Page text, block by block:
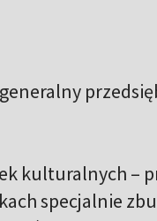
kulturalnych –
specjalnie